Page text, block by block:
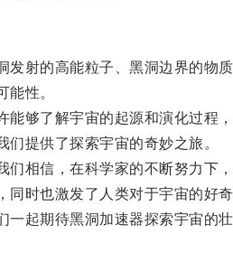
的高能粒子、黑洞边界的物
性。
了解宇宙的起源和演化过程，
提供了探索宇宙的奇妙之旅。
信，在科学家的不断努力下，
时也激发了人类对于宇宙的好奇
起期待黑洞加速器探索宇宙的壮